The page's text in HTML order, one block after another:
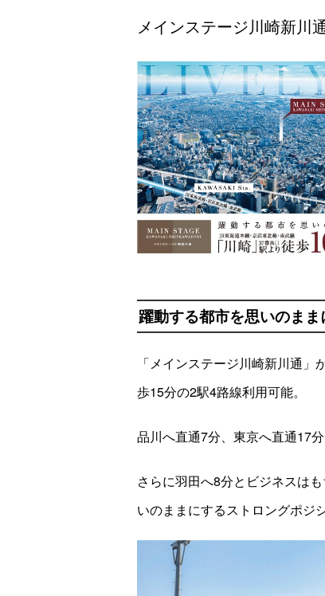
メインステージ川崎新川
躍動する都市を思いのま
「メインステージ川崎新川通
歩15分の2駅4路線利用可能。
品川へ直通7分、東京へ直通17
さらに羽田へ8分とビジネスは
いのままにするストロングポジ